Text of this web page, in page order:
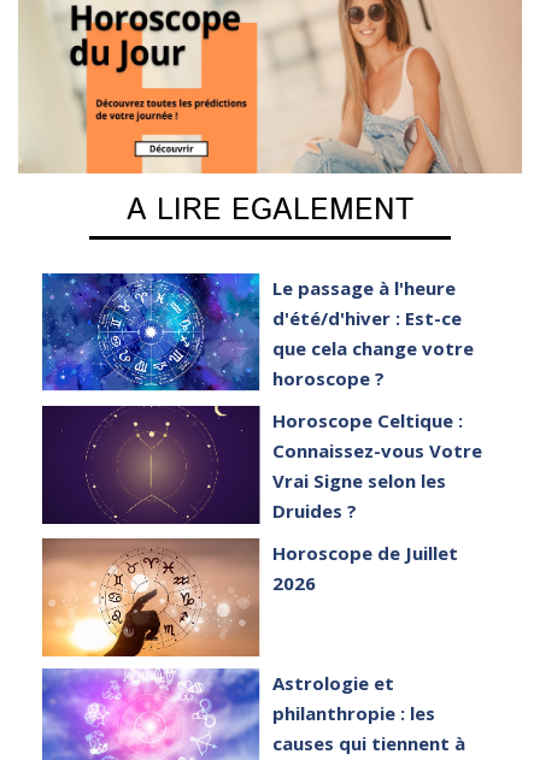
A LIRE EGALEMENT
Le passage à l'heure
d'été/d'hiver : Est-ce
que cela change votre
horoscope ?
Horoscope Celtique :
Connaissez-vous Votre
Vrai Signe selon les
Druides ?
Horoscope de Juillet
2026
Astrologie et
philanthropie : les
causes qui tiennent à